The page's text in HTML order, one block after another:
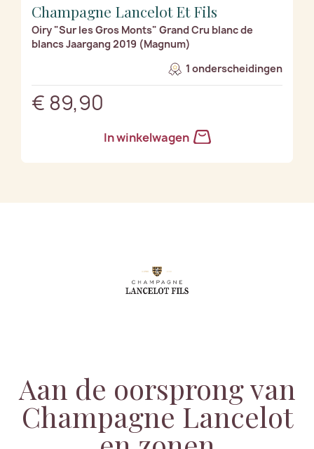
Champagne Lancelot Et Fils
Oiry "Sur les Gros Monts" Grand Cru blanc de
blancs Jaargang 2019 (Magnum)
1 onderscheidingen
€ 89,90
In winkelwagen
Aan de oorsprong van
Champagne Lancelot